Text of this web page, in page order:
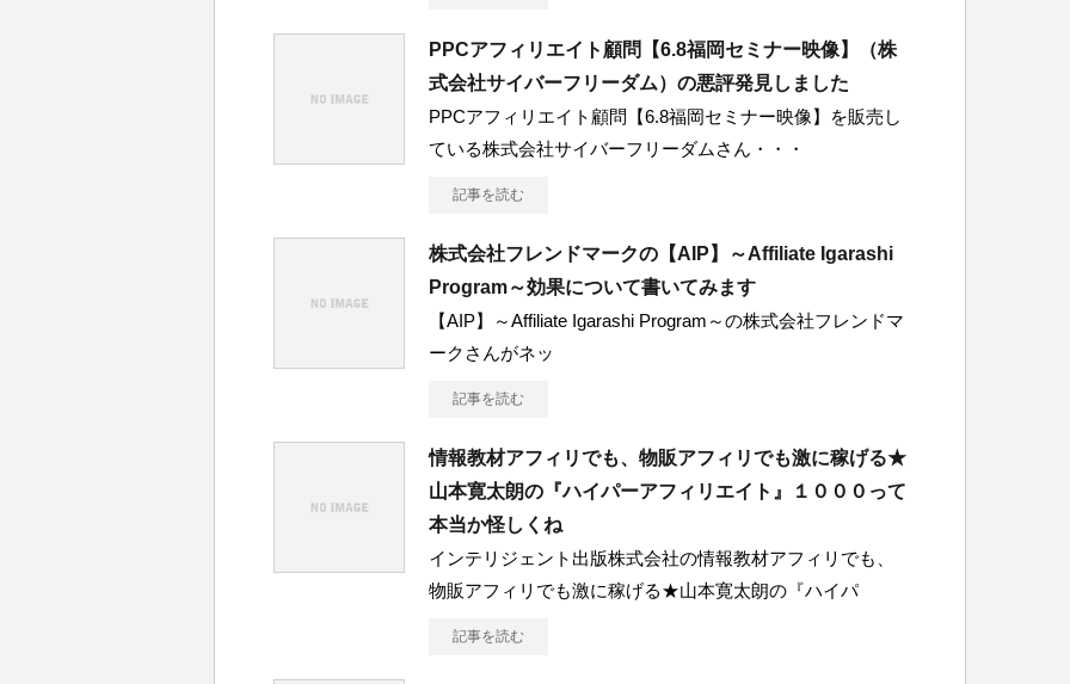
PPCアフィリエイト顧問【6.8福岡セミナー映像】（株
式会社サイバーフリーダム）の悪評発見しました
PPCアフィリエイト顧問【6.8福岡セミナー映像】を販売し
ている株式会社サイバーフリーダムさん・・・
記事を読む
株式会社フレンドマークの【AIP】～Affiliate Igarashi
Program～効果について書いてみます
【AIP】～Affiliate Igarashi Program～の株式会社フレンドマ
ークさんがネッ
記事を読む
情報教材アフィリでも、物販アフィリでも激に稼げる★
山本寛太朗の『ハイパーアフィリエイト』１０００って
本当か怪しくね
インテリジェント出版株式会社の情報教材アフィリでも、
物販アフィリでも激に稼げる★山本寛太朗の『ハイパ
記事を読む